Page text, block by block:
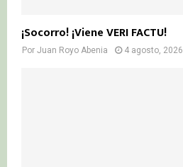
¡Socorro! ¡Viene VERI FACTU!
Por Juan Royo Abenia 4 agosto, 2026